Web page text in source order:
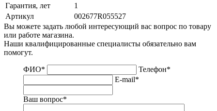
Гарантия, лет
1
Артикул
002677R055527
Вы можете задать любой интересующий вас вопрос по товару
или работе магазина.
Наши квалифицированные специалисты обязательно вам
помогут.
ФИО* Телефон*
E-mail*
Ваш вопрос*